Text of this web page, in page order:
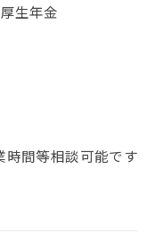
生年金
間等相談可能です